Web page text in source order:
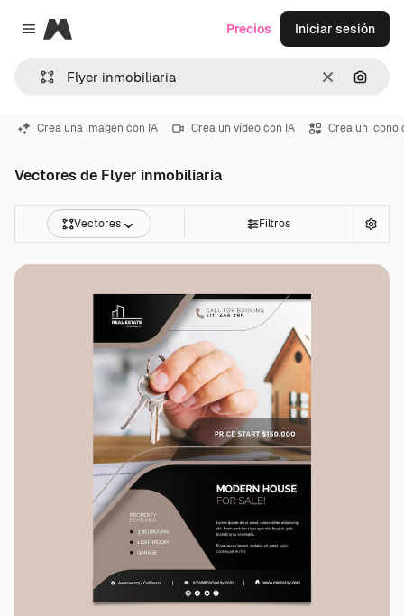
Close menu
Magnific
Borrar
Precios Iniciar sesión
Crea una imagen con IA Crea un vídeo con IA Crea un icono
Vectores de Flyer inmobiliaria
Vectores Filtros